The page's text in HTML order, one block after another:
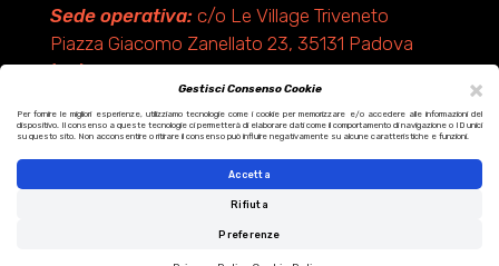
×
Gestisci Consenso Cookie
Per fornire le migliori esperienze, utilizziamo tecnologie come i cookie per memorizzare e/o accedere alle informazioni del
dispositivo. Il consenso a queste tecnologie ci permetterà di elaborare dati come il comportamento di navigazione o ID unici
su questo sito. Non acconsentire o ritirare il consenso può influire negativamente su alcune caratteristiche e funzioni.
Accetta
Rifiuta
Preferenze
Sede operativa:c/o Le Village Triveneto
Piazza Giacomo Zanellato 23, 35131 Padova
(PD)
Design by KF ADV
Development by Italix.net